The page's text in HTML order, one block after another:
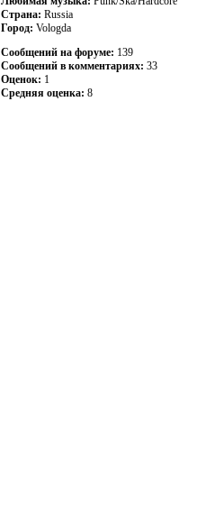
Страна: Russia
Город: Vologda
Сообщений на форуме: 139
Сообщений в комментариях: 33
Оценок: 1
Средняя оценка: 8